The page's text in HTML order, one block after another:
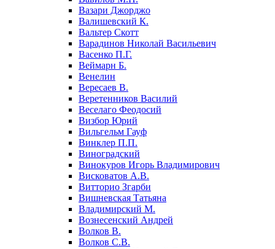
Вазари Джорджо
Валишевский К.
Вальтер Скотт
Варадинов Николай Васильевич
Васенко П.Г.
Веймарн Б.
Венелин
Вересаев В.
Веретенников Василий
Веселаго Феодосий
Визбор Юрий
Вильгельм Гауф
Винклер П.П.
Виноградский
Винокуров Игорь Владимирович
Висковатов А.В.
Витторио Згарби
Вишневская Татьяна
Владимирский М.
Вознесенский Андрей
Волков В.
Волков С.В.